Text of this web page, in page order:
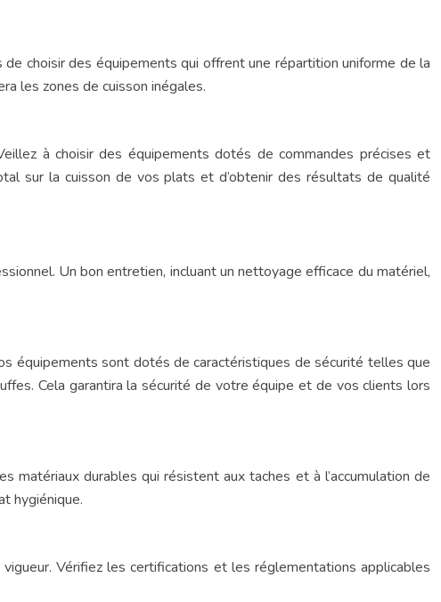
choisir des équipements qui offrent une répartition uniforme de la
les zones de cuisson inégales.
à choisir des équipements dotés de commandes précises et
sur la cuisson de vos plats et d’obtenir des résultats de qualité
Un bon entretien, incluant un nettoyage efficace du matériel,
équipements sont dotés de caractéristiques de sécurité telles que
Cela garantira la sécurité de votre équipe et de vos clients lors
durables qui résistent aux taches et à l’accumulation de
hygiénique.
Vérifiez les certifications et les réglementations applicables